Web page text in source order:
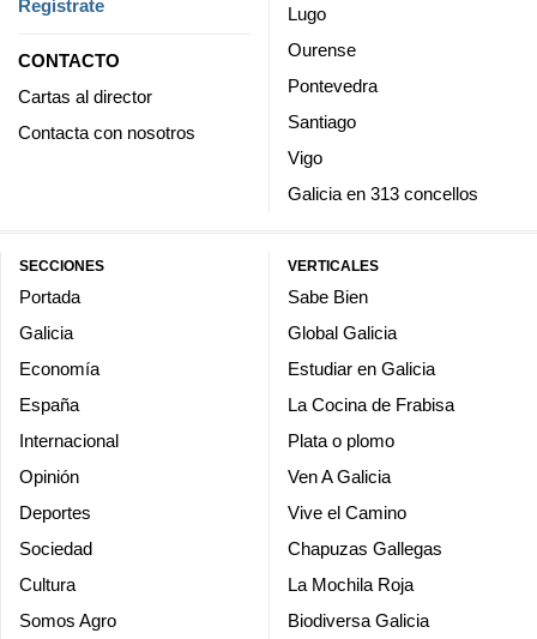
Regístrate
CONTACTO
Cartas al director
Contacta con nosotros
Lugo
Ourense
Pontevedra
Santiago
Vigo
Galicia en 313 concellos
SECCIONES
Portada
Galicia
Economía
España
Internacional
Opinión
Deportes
Sociedad
Cultura
Somos Agro
VERTICALES
Sabe Bien
Global Galicia
Estudiar en Galicia
La Cocina de Frabisa
Plata o plomo
Ven A Galicia
Vive el Camino
Chapuzas Gallegas
La Mochila Roja
Biodiversa Galicia